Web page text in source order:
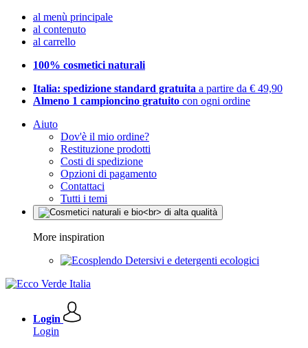
al menù principale
al contenuto
al carrello
100% cosmetici naturali
Italia: spedizione standard gratuita a partire da € 49,90
Almeno 1 campioncino gratuito con ogni ordine
Aiuto
Dov'è il mio ordine?
Restituzione prodotti
Costi di spedizione
Opzioni di pagamento
Contattaci
Tutti i temi
More inspiration
Detersivi e detergenti ecologici
Login
Login